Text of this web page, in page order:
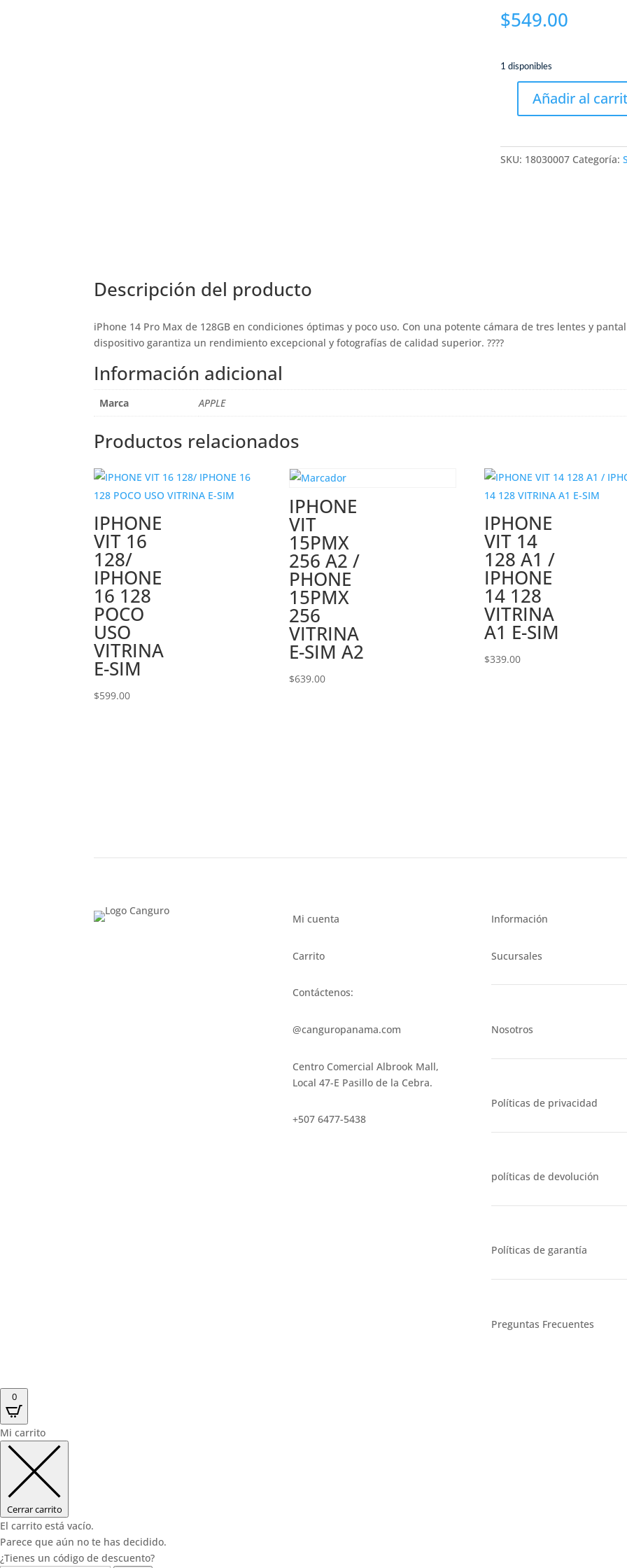
$549.00
1 disponibles
IPHONE
128
CHIP
cantidad
Añadir al
SKU: 18030007 Categoría:
Descripción del producto
iPhone 14 Pro Max de 128GB en condiciones óptimas y poco uso. Con una potente cámara de tres lentes y
dispositivo garantiza un rendimiento excepcional y fotografías de calidad superior. ????
Información adicional
Marca APPLE
Productos relacionados
IPHONE
VIT 16
128/
IPHONE
16 128
POCO
USO
VITRINA
E-SIM
$599.00
IPHONE
VIT
15PMX
256 A2 /
PHONE
15PMX
256
VITRINA
E-SIM A2
$639.00
IPHONE
VIT 14
128 A1 /
IPHONE
14 128
VITRINA
A1 E-SIM
$339.00
Mi cuenta
Carrito
Contáctenos:
@canguropanama.com
Centro Comercial Albrook Mall,
Local 47-E Pasillo de la Cebra.
+507 6477-5438
Información
Sucursales
Nosotros
Políticas de privacidad
políticas de devolución
Políticas de garantía
Preguntas Frecuentes
0
Mi carrito
Cerrar carrito
El carrito está vacío.
Parece que aún no te has decidido.
¿Tienes un código de descuento?